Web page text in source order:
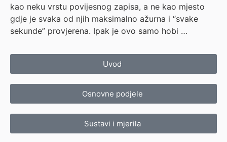
kao neku vrstu povijesnog zapisa, a ne kao mjesto
gdje je svaka od njih maksimalno ažurna i “svake
sekunde” provjerena. Ipak je ovo samo hobi …
Uvod
Osnovne podjele
Sustavi i mjerila